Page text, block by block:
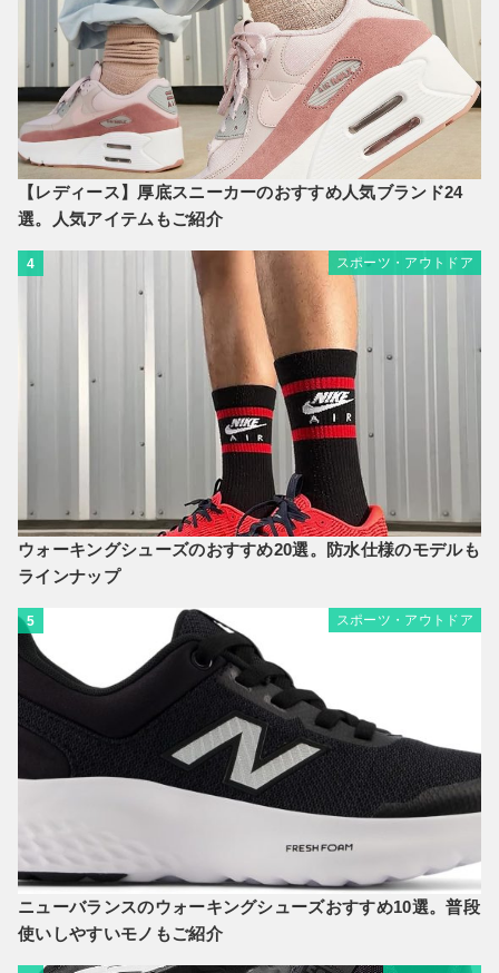
【レディース】厚底スニーカーのおすすめ人気ブランド24
選。人気アイテムもご紹介
4 スポーツ・アウトドア
ウォーキングシューズのおすすめ20選。防水仕様のモデルも
ラインナップ
5 スポーツ・アウトドア
ニューバランスのウォーキングシューズおすすめ10選。普段
使いしやすいモノもご紹介